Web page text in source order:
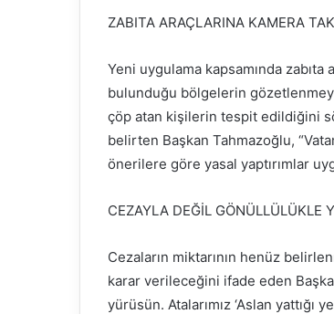
ZABITA ARAÇLARINA KAMERA
Yeni uygulama kapsamında
bulunduğu bölgelerin
çöp atan kişilerin tespit edildiğini
belirten Başkan Tahmazoğlu,
önerilere göre yasal yaptırımlar
CEZAYLA DEĞİL GÖNÜLLÜLÜKLE
Cezaların miktarının henüz
karar verileceğini ifade eden
yürüsün. Atalarımız ‘Aslan